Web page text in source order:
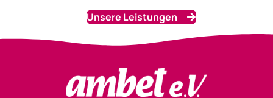
Unsere Leistungen